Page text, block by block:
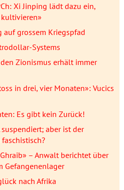
Xi Jinping lädt dazu ein,
auf grossem Kriegspfad
Systems
Zionismus erhält immer
in drei, vier Monaten»: Vucics
Es gibt kein Zurück!
aber ist der
– Anwalt berichtet über
Gefangenenlager
nach Afrika